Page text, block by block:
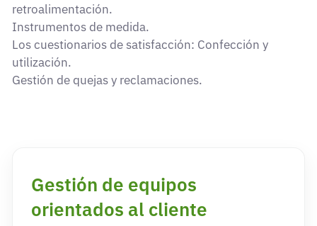
retroalimentación.
Instrumentos de medida.
Los cuestionarios de satisfacción: Confección y
utilización.
Gestión de quejas y reclamaciones.
Gestión de equipos
orientados al cliente